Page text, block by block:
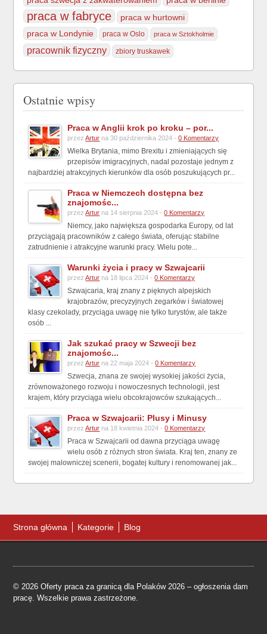
praca w fabryce
praca w hurtowni
praca w Londynie
praca w Oslo praca w Sztokholmie
pracownik fizyczny zbiory truskawek
Ostatnie wpisy
Praca w Anglii krok po kroku – por...
przezArtur na 30 października 2024 -0 Komentarzy
Wielka Brytania, mimo Brexitu i zmieniających się
przepisów imigracyjnych, nadal pozostaje jednym z
najbardziej atrakcyjnych kierunków dla osób poszukujących pr...
Praca w Niemczech dostępna bez
znajomośc...
przezArtur na 14 sierpnia 2024 -0 Komentarzy
Niemcy, jako największa gospodarka Europy, od lat
przyciągają pracowników z całego świata, oferując stabilne
zatrudnienie i atrakcyjne warunki pracy. Wielu pote...
Warunki życia i pracy w Szwajcarii
przezArtur na 18 lipca 2024 -0 Komentarzy
Szwajcaria, kraj znany z pięknych alpejskich
krajobrazów, precyzyjnych zegarków i światowej
klasy czekolady, przyciąga uwagę nie tylko turystów, ale także
osób ...
Jak szukać pracy w Szwecji bez
znajomośc...
przezArtur na 22 maja 2024 -0 Komentarzy
Szwecja, znana ze swojej wysokiej jakości życia,
zrównoważonego rozwoju i nowoczesnych technologii, jest
krajem, który przyciąga wielu obcokrajowców szukających...
Praca w Szwajcarii: Plusy i Minusy
przezArtur na 18 kwietnia 2024 -0 Komentarzy
Praca w Szwajcarii od dawna przyciąga uwagę
wielu osób z różnych stron świata. Kraj ten, znany ze
swojej malowniczej scenerii, bogatej kultury i renomowanej jak...
Strona główna Kategorie Blog
© 2026 Oferty praca za granicą dla Polaków 2026 – ogłoszenia dam
pracę. Wszelkie prawa zastrzeżone.